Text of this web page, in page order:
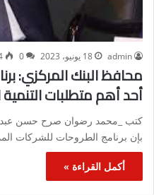
admin 18 يونيو، 2023 0
محافظ البنك المركزي:
أحد أهم متطلبات
كتب _محمد رضوان صرح حسن عبد
بإن برنامج الطروحات للشركات
أكمل القراءة »